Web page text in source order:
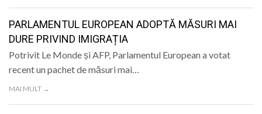
PARLAMENTUL EUROPEAN ADOPTĂ MĂSURI MAI
DURE PRIVIND IMIGRAȚIA
Potrivit Le Monde și AFP, Parlamentul European a votat
recent un pachet de măsuri mai…
MAI MULT →